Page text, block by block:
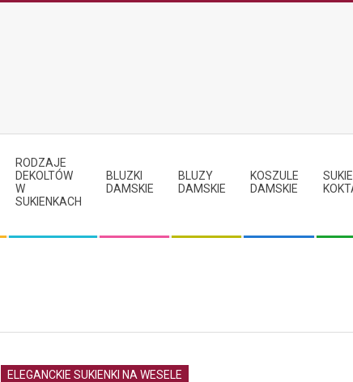
RODZAJE
DEKOLTÓW
W
SUKIENKACH
BLUZKI
DAMSKIE
BLUZY
DAMSKIE
KOSZULE
DAMSKIE
ELEGANCKIE SUKIENKI NA WESELE